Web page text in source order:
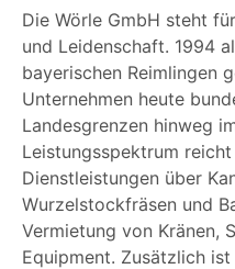
Die Wörle GmbH steht
und Leidenschaft. 1994
bayerischen Reimlingen
Unternehmen heute
Landesgrenzen hinweg
Leistungsspektrum
Dienstleistungen über
Wurzelstockfräsen und
Vermietung von Kränen,
Equipment. Zusätzlich